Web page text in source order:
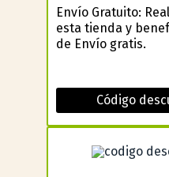
Envío Gratuito:
esta tienda y
de Envío gratis.
Código